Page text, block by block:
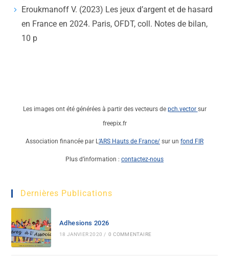
Eroukmanoff V. (2023) Les jeux d’argent et de hasard
en France en 2024. Paris, OFDT, coll. Notes de bilan,
10 p
Les images ont été générées à partir des vecteurs de pch.vector sur
freepix.fr
Association financée par L‘ARS Hauts de France/ sur un fond FIR
Plus d’information : contactez-nous
Dernières Publications
Adhesions 2026
18 JANVIER 2020 / 0 COMMENTAIRE